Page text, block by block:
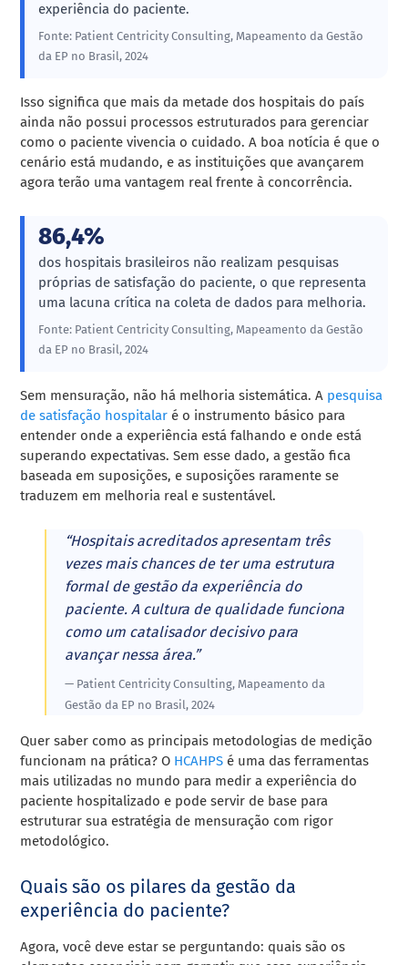
experiência do paciente.
Fonte: Patient Centricity Consulting, Mapeamento da Gestão
da EP no Brasil, 2024
Isso significa que mais da metade dos hospitais do país
ainda não possui processos estruturados para gerenciar
como o paciente vivencia o cuidado. A boa notícia é que o
cenário está mudando, e as instituições que avançarem
agora terão uma vantagem real frente à concorrência.
86,4%
dos hospitais brasileiros não realizam pesquisas
próprias de satisfação do paciente, o que representa
uma lacuna crítica na coleta de dados para melhoria.
Fonte: Patient Centricity Consulting, Mapeamento da Gestão
da EP no Brasil, 2024
Sem mensuração, não há melhoria sistemática. A pesquisa
de satisfação hospitalar é o instrumento básico para
entender onde a experiência está falhando e onde está
superando expectativas. Sem esse dado, a gestão fica
baseada em suposições, e suposições raramente se
traduzem em melhoria real e sustentável.
“Hospitais acreditados apresentam três
vezes mais chances de ter uma estrutura
formal de gestão da experiência do
paciente. A cultura de qualidade funciona
como um catalisador decisivo para
avançar nessa área.”
— Patient Centricity Consulting, Mapeamento da
Gestão da EP no Brasil, 2024
Quer saber como as principais metodologias de medição
funcionam na prática? O HCAHPS é uma das ferramentas
mais utilizadas no mundo para medir a experiência do
paciente hospitalizado e pode servir de base para
estruturar sua estratégia de mensuração com rigor
metodológico.
Quais são os pilares da gestão da
experiência do paciente?
Agora, você deve estar se perguntando: quais são os